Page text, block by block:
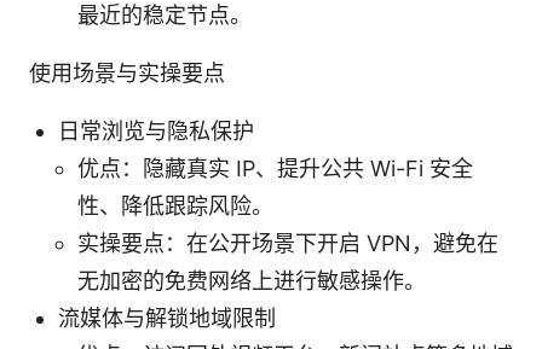
最近的稳定节点。
使用场景与实操要点
日常浏览与隐私保护
优点：隐藏真实 IP、提升公共 Wi-Fi 安全
性、降低跟踪风险。
实操要点：在公开场景下开启 VPN，避免在
无加密的免费网络上进行敏感操作。
流媒体与解锁地域限制